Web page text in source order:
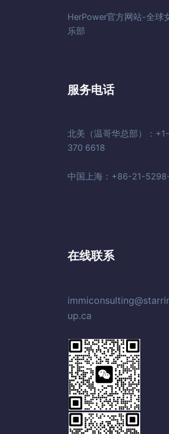
HerPower官方网站-全球
乐部
服务电话
北美（温哥华总部）：
370 6618
中国上海：+86-21-
在线联系
up.ca